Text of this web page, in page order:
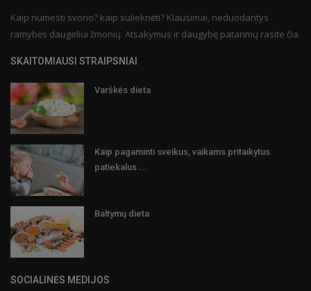
Kaip numesti svorio? kaip sulieknėti? Klausimai, neduodantys
ramybės daugeliui žmonių. Atsakymus ir daugybę patarimų rasite čia.
SKAITOMIAUSI STRAIPSNIAI
Varškės dieta
Kaip pagaminti sveikus, vaikams pritaikytus
patiekalus ...
Baltymų dieta
SOCIALINĖS MEDIJOS